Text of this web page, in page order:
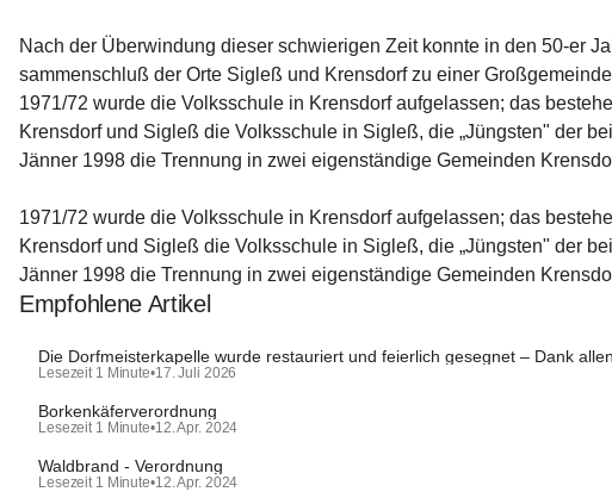
Nach der Überwindung dieser schwierigen Zeit konnte in den 50-er
sammenschluß der Orte Sigleß und Krensdorf zu einer
1971/72 wurde die Volksschule in Krensdorf aufgelassen; das
Krensdorf und Sigleß die Volks­schule in Sigleß, die „Jüngsten" der
Jänner 1998 die Trennung in zwei eigenständige Gemeinden
1971/72 wurde die Volksschule in Krensdorf aufgelassen; das
Krensdorf und Sigleß die Volks­schule in Sigleß, die „Jüngsten" der
Jänner 1998 die Trennung in zwei eigenständige Gemeinden
Empfohlene Artikel
Die Dorfmeisterkapelle wurde restauriert und feierlich gesegnet – Dank
Lesezeit 1 Minute•17. Juli 2026
Borkenkäferverordnung
Lesezeit 1 Minute•12. Apr. 2024
Waldbrand - Verordnung
Lesezeit 1 Minute•12. Apr. 2024